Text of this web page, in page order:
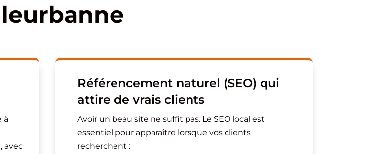
à
, avec
Référencement naturel (SEO) qui
attire de vrais clients
Avoir un beau site ne suffit pas. Le SEO local est
essentiel pour apparaître lorsque vos clients
recherchent :